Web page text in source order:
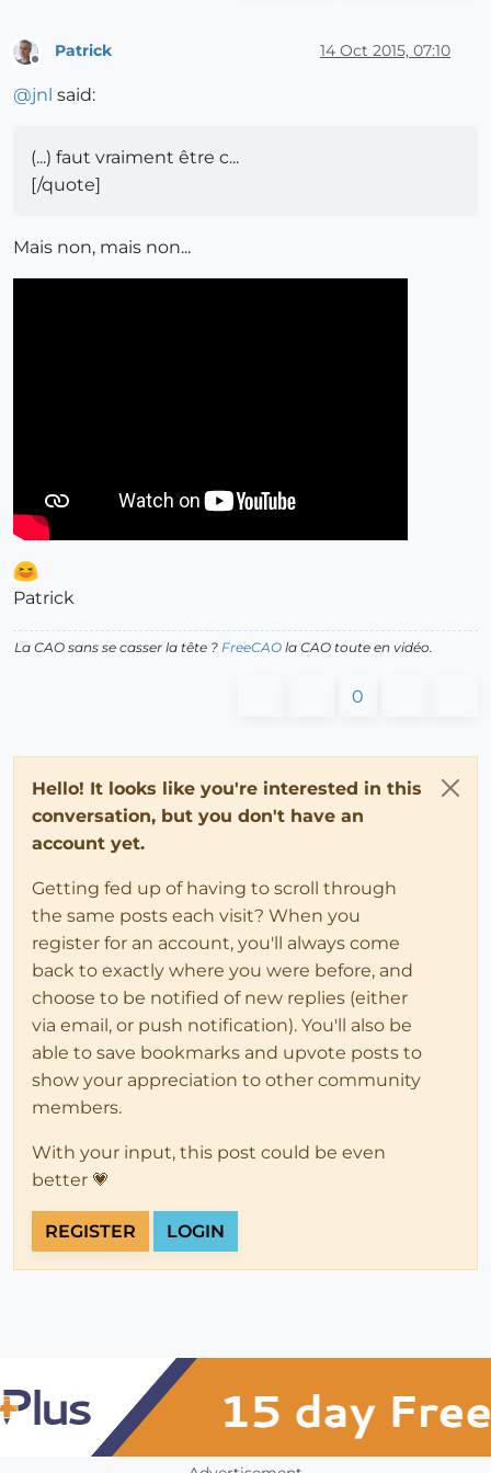
Offline
Patrick 14 Oct 2015, 07:10
@jnl said:
(...) faut vraiment être c...
[/quote]
Mais non, mais non...
Patrick
La CAO sans se casser la tête ? FreeCAO la CAO toute en vidéo.
0
Hello! It looks like you're interested in this
conversation, but you don't have an
account yet.
Getting fed up of having to scroll through
the same posts each visit? When you
register for an account, you'll always come
back to exactly where you were before, and
choose to be notified of new replies (either
via email, or push notification). You'll also be
able to save bookmarks and upvote posts to
show your appreciation to other community
members.
With your input, this post could be even
better 💗
REGISTER LOGIN